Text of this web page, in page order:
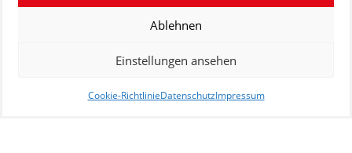
Ablehnen
Einstellungen ansehen
Cookie-RichtlinieDatenschutzImpressum